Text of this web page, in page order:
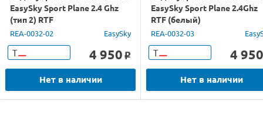
EasySky Sport Plane 2.4 Ghz
(тип 2) RTF
REA-0032-02 EasySky
Т 4 950 o
Нет в наличии
EasySky Sport Plane 2.4Ghz
RTF (белый)
REA-0032-03
Т 4 950
Нет в наличии